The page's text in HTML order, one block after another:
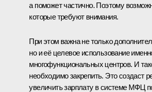
а поможет частично. Поэтому
которые требуют внимания.
При этом важна не только
но и её целевое использование
многофункциональных центров. И
необходимо закрепить. Это создаст
увеличить зарплату в системе МФЦ